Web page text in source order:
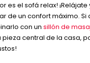
es el sofá relax!
de un confort máximo.
con unsillón de
pieza central de la